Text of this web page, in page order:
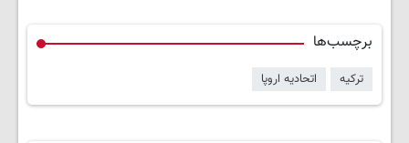
برچسب‌ها
ترکیه اتحادیه اروپا